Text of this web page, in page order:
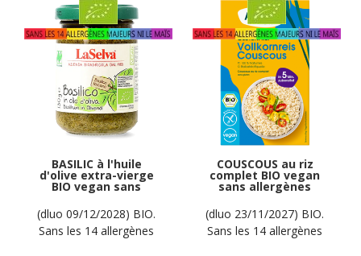
BASILIC à l'huile
d'olive extra-vierge
BIO vegan sans
allergènes LaSelva :
130 grammes
(dluo 09/12/2028) BIO.
Sans les 14 allergènes
COUSCOUS au riz
complet BIO vegan
sans allergènes
Alnavit : 300
grammes
(dluo 23/11/2027) BIO.
Sans les 14 allergènes